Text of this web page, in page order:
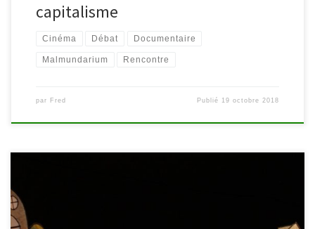
capitalisme
Cinéma Débat Documentaire
Malmundarium Rencontre
par Fred Publié 19 octobre 2018
En marge de l’exposition « Les Nouveaux Belges » présente au
Malmundarium jusqu’au 24 février 2019, la bibliothèque de